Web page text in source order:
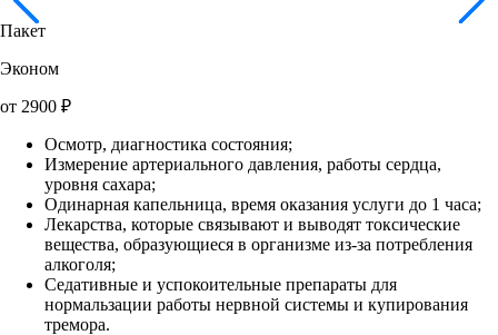
Пакет
Эконом
от 2900 ₽
Осмотр, диагностика состояния;
Измерение артериального давления, работы сердца,
уровня сахара;
Одинарная капельница, время оказания услуги до 1 часа;
Лекарства, которые связывают и выводят токсические
вещества, образующиеся в организме из-за потребления
алкоголя;
Седативные и успокоительные препараты для
нормальзации работы нервной системы и купирования
тремора.